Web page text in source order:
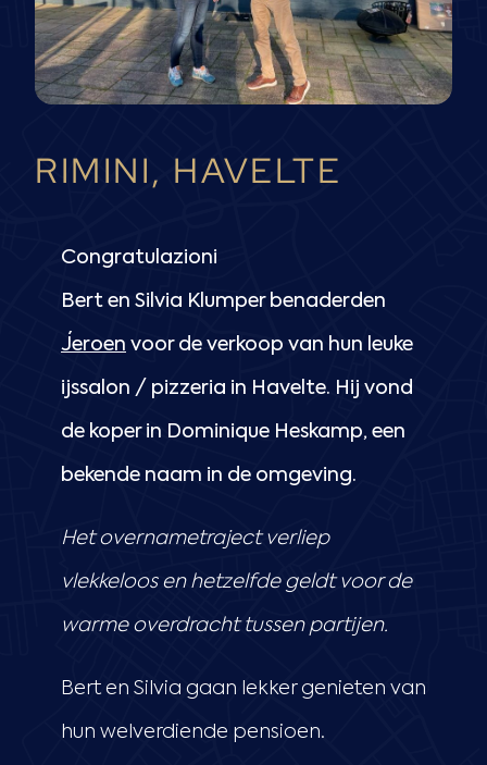
RIMINI, HAVELTE
Congratulazioni
Bert en Silvia Klumper benaderden
Jeroen voor de verkoop van hun leuke
ijssalon / pizzeria in Havelte. Hij vond
de koper in Dominique Heskamp, een
bekende naam in de omgeving.
Het overnametraject verliep
vlekkeloos en hetzelfde geldt voor de
warme overdracht tussen partijen.
Bert en Silvia gaan lekker genieten van
hun welverdiende pensioen.